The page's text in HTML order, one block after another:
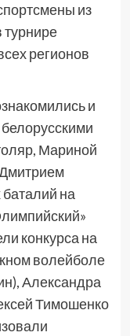
из
регионов
и
Мариной
на
конкурса на
волейболе
Александра
Тимошенко